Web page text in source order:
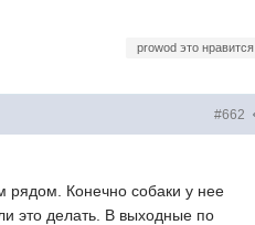
prowod это нравится
#662
рядом. Конечно собаки у нее
это делать. В выходные по